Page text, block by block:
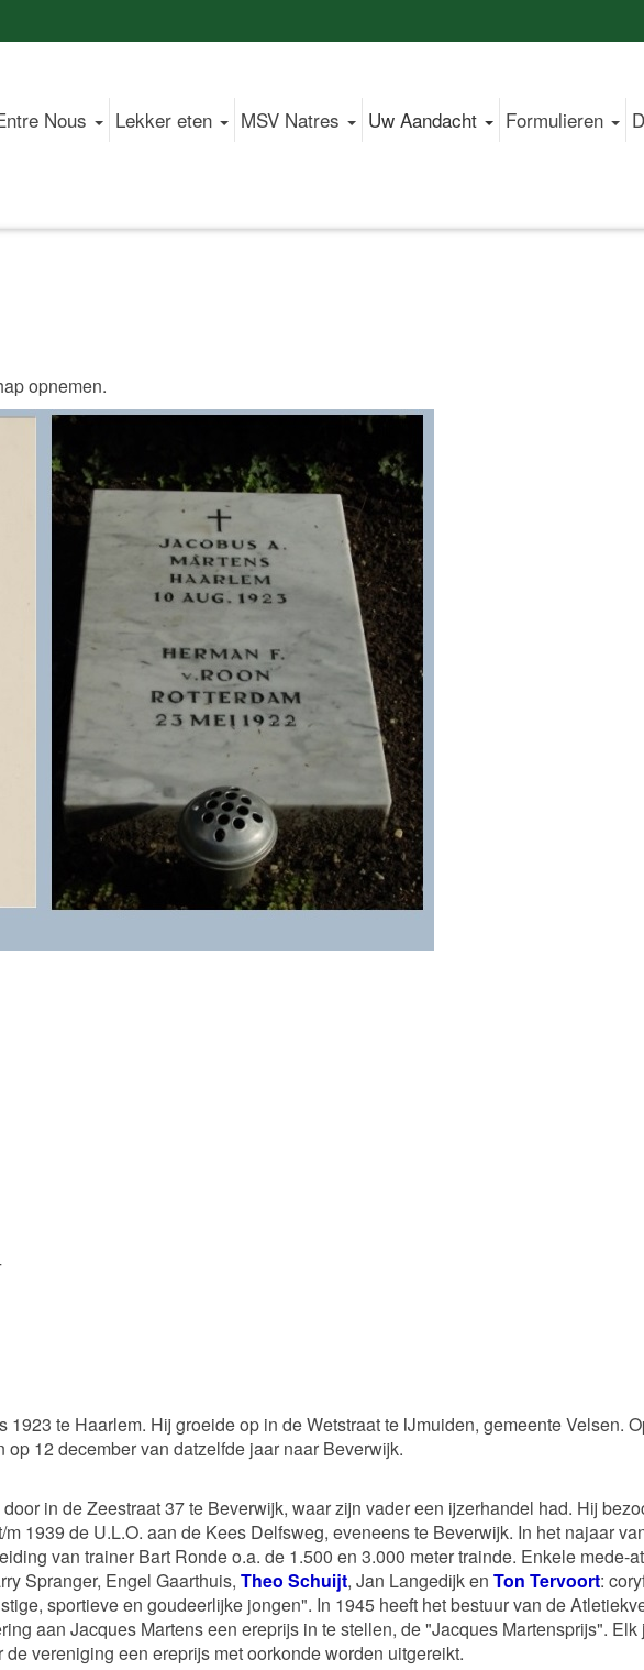
Nous Lekker eten MSV Natres Uw Aandacht Formulieren
opnemen.
te Haarlem. Hij groeide op in de Wetstraat te IJmuiden, gemeente Velsen.
12 december van datzelfde jaar naar Beverwijk.
in de Zeestraat 37 te Beverwijk, waar zijn vader een ijzerhandel had. Hij
1939 de U.L.O. aan de Kees Delfsweg, eveneens te Beverwijk. In het najaar
van trainer Bart Ronde o.a. de 1.500 en 3.000 meter trainde. Enkele mede-
Spranger, Engel Gaarthuis, Theo Schuijt, Jan Langedijk en Ton Tervoort:
sportieve en goudeerlijke jongen". In 1945 heeft het bestuur van de
aan Jacques Martens een ereprijs in te stellen, de "Jacques Martensprijs".
vereniging een ereprijs met oorkonde worden uitgereikt.